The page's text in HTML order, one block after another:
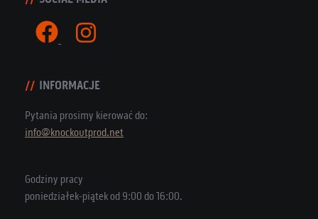
INFORMACJE
Pytania prosimy kierować do:
info@knockoutprod.net
Godziny pracy
poniedziałek-piątek od 9:00 do 16:00.